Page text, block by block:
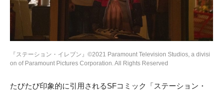
『ステーション・イレブン』©2021 Paramount Television Studios, a divisi
on of Paramount Pictures Corporation. All Rights Reserved
たびたび印象的に引用されるSFコミック「ステーション・